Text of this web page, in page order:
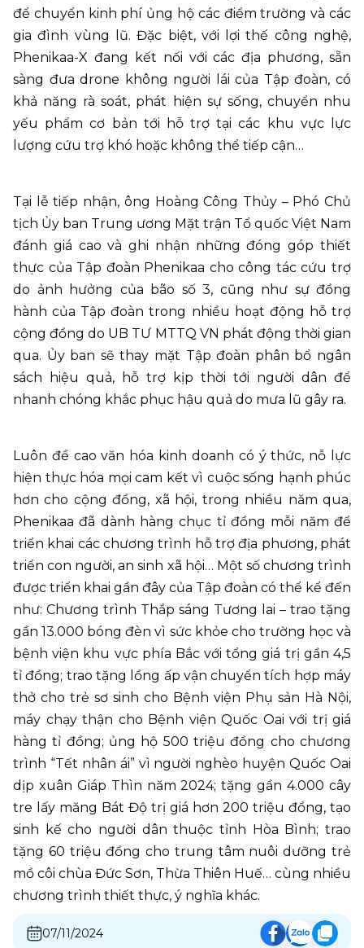
để chuyển kinh phí ủng hộ các điểm trường và các
gia đình vùng lũ. Đặc biệt, với lợi thế công nghệ,
Phenikaa-X đang kết nối với các địa phương, sẵn
sàng đưa drone không người lái của Tập đoàn, có
khả năng rà soát, phát hiện sự sống, chuyển nhu
yếu phẩm cơ bản tới hỗ trợ tại các khu vực lực
lượng cứu trợ khó hoặc không thể tiếp cận…
Tại lễ tiếp nhận, ông Hoàng Công Thủy – Phó Chủ
tịch Ủy ban Trung ương Mặt trận Tổ quốc Việt Nam
đánh giá cao và ghi nhận những đóng góp thiết
thực của Tập đoàn Phenikaa cho công tác cứu trợ
do ảnh hưởng của bão số 3, cũng như sự đồng
hành của Tập đoàn trong nhiều hoạt động hỗ trợ
cộng đồng do UB TƯ MTTQ VN phát động thời gian
qua. Ủy ban sẽ thay mặt Tập đoàn phân bổ ngân
sách hiệu quả, hỗ trợ kịp thời tới người dân để
nhanh chóng khắc phục hậu quả do mưa lũ gây ra.
Luôn đề cao văn hóa kinh doanh có ý thức, nỗ lực
hiện thực hóa mọi cam kết vì cuộc sống hạnh phúc
hơn cho cộng đồng, xã hội, trong nhiều năm qua,
Phenikaa đã dành hàng chục tỉ đồng mỗi năm để
triển khai các chương trình hỗ trợ địa phương, phát
triển con người, an sinh xã hội… Một số chương trình
được triển khai gần đây của Tập đoàn có thể kể đến
như: Chương trình Thắp sáng Tương lai – trao tặng
gần 13.000 bóng đèn vì sức khỏe cho trường học và
bệnh viện khu vực phía Bắc với tổng giá trị gần 4,5
tỉ đồng; trao tặng lồng ấp vận chuyển tích hợp máy
thở cho trẻ sơ sinh cho Bệnh viện Phụ sản Hà Nội,
máy chạy thận cho Bệnh viện Quốc Oai với trị giá
hàng tỉ đồng; ủng hộ 500 triệu đồng cho chương
trình “Tết nhân ái” vì người nghèo huyện Quốc Oai
dịp xuân Giáp Thìn năm 2024; tặng gần 4.000 cây
tre lấy măng Bát Độ trị giá hơn 200 triệu đồng, tạo
sinh kế cho người dân thuộc tỉnh Hòa Bình; trao
tặng 60 triệu đồng cho trung tâm nuôi dưỡng trẻ
mồ côi chùa Đức Sơn, Thừa Thiên Huế… cùng nhiều
chương trình thiết thực, ý nghĩa khác.
07/11/2024